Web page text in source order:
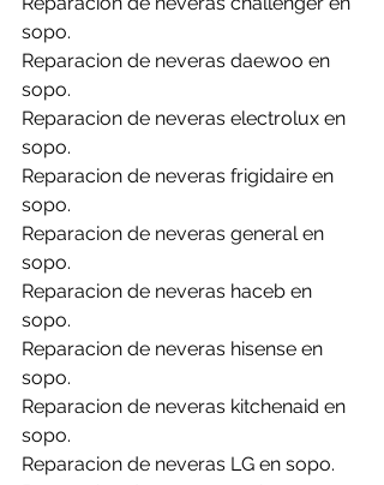
sopo.
Reparacion de neveras daewoo en
sopo.
Reparacion de neveras electrolux en
sopo.
Reparacion de neveras frigidaire en
sopo.
Reparacion de neveras general en
sopo.
Reparacion de neveras haceb en
sopo.
Reparacion de neveras hisense en
sopo.
Reparacion de neveras kitchenaid en
sopo.
Reparacion de neveras LG en sopo.